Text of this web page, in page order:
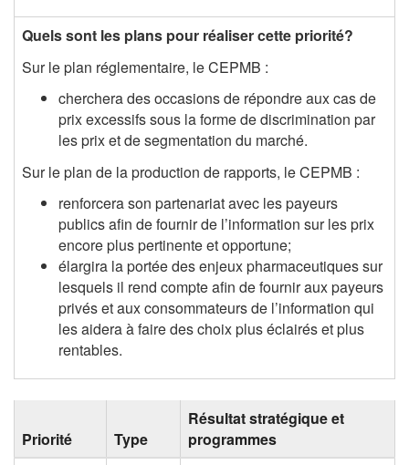
Quels sont les plans pour réaliser cette priorité?
Sur le plan réglementaire, le CEPMB :
cherchera des occasions de répondre aux cas de
prix excessifs sous la forme de discrimination par
les prix et de segmentation du marché.
Sur le plan de la production de rapports, le CEPMB :
renforcera son partenariat avec les payeurs
publics afin de fournir de l’information sur les prix
encore plus pertinente et opportune;
élargira la portée des enjeux pharmaceutiques sur
lesquels il rend compte afin de fournir aux payeurs
privés et aux consommateurs de l’information qui
les aidera à faire des choix plus éclairés et plus
rentables.
Priorité Type
Résultat stratégique et
programmes